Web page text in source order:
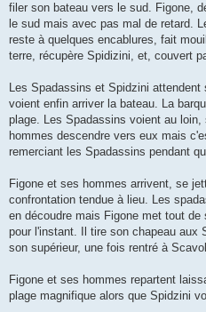
filer son bateau vers le sud. Figone,
le sud mais avec pas mal de retard.
reste à quelques encablures, fait
terre, récupère Spidizini, et, couvert
Les Spadassins et Spidzini
voient enfin arriver la bateau. La
plage. Les Spadassins voient au
hommes descendre vers eux mais
remerciant les Spadassins pendant
Figone et ses hommes arrivent, se
confrontation tendue à lieu. Les
en découdre mais Figone met tout
pour l'instant. Il tire son chapeau aux
son supérieur, une fois rentré à
Figone et ses hommes repartent
plage magnifique alors que Spidzini